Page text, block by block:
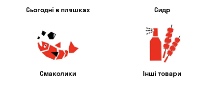
Сьогодні в пляшках Сидр
Смаколики Інші товари